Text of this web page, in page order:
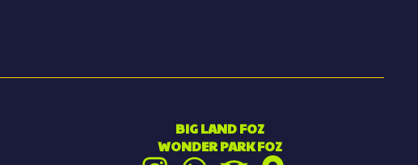
BIG LAND FOZ
WONDER PARK FOZ